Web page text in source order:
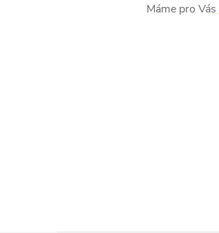
Máme pro Vás